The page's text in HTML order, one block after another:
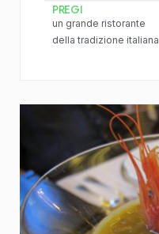
PREGI
un grande ristorante
della tradizione italiana